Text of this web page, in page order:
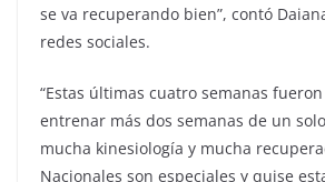
se va recuperando bien”, contó
redes sociales.
“Estas últimas cuatro semanas
entrenar más dos semanas de un
mucha kinesiología y mucha
Nacionales son especiales y quise